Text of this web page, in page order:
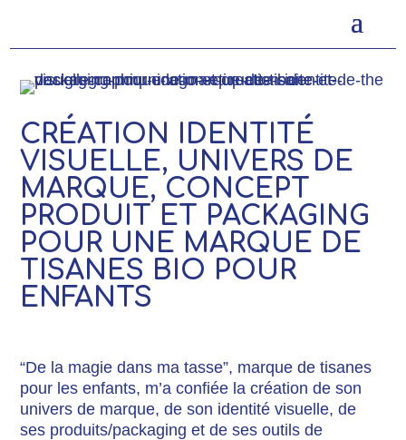
CRÉATION IDENTITÉ
VISUELLE, UNIVERS DE
MARQUE, CONCEPT
PRODUIT ET PACKAGING
POUR UNE MARQUE DE
TISANES BIO POUR
ENFANTS
“De la magie dans ma tasse”, marque de tisanes
pour les enfants, m’a confiée la création de son
univers de marque, de son identité visuelle, de
ses produits/packaging et de ses outils de